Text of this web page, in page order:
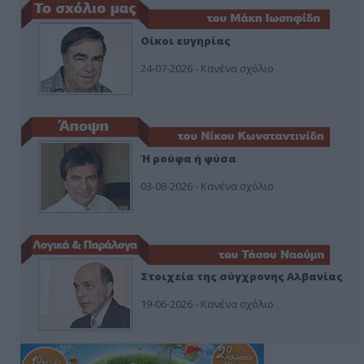
Οίκοι ευγηρίας
24-07-2026 - Κανένα σχόλιο
Ή ρούφα ή φύσα
03-08-2026 - Κανένα σχόλιο
Στοιχεία της σύγχρονης Αλβανίας
19-06-2026 - Κανένα σχόλιο